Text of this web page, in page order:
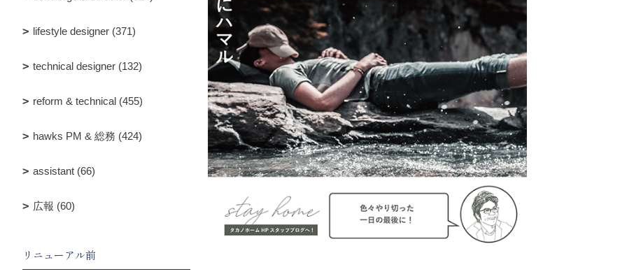
lifestyle designer (371)
technical designer (132)
reform & technical (455)
hawks PM & 総務 (424)
assistant (66)
広報 (60)
リニューアル前